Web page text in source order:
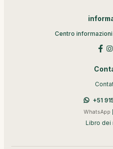
Centro informazioni
+51
WhatsApp
Libro dei